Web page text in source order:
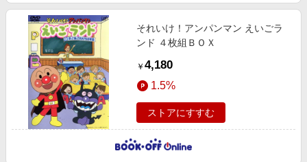
それいけ！アンパンマン えいごラ
ンド ４枚組ＢＯＸ
￥ 4,180
1.5%
ストアにすすむ